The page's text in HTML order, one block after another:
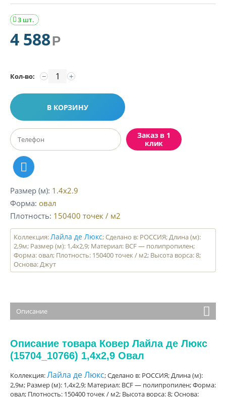
3 шт.

4 588Р
Кол-во: +
−
В КОРЗИНУ
Заказ в 1
клик
Размер (м) 1.4x2.9
Форма овал
Плотность 150400 точек / м2
Коллекция:Лайла де Люкс; Сделано в: РОССИЯ; Длина (м):
2,9м; Размер (м): 1,4х2,9; Материал: BCF — полипропилен;
Форма: овал; Плотность: 150400 точек / м2; Высота ворса: 8;
Основа: Джут
Описание
Описание товара Ковер Лайла де Люкс
(15704_10766) 1,4х2,9 Овал
Коллекция:Лайла де Люкс; Сделано в: РОССИЯ; Длина (м):
2,9м; Размер (м): 1,4х2,9; Материал: BCF — полипропилен; Форма:
овал; Плотность: 150400 точек / м2; Высота ворса: 8; Основа: